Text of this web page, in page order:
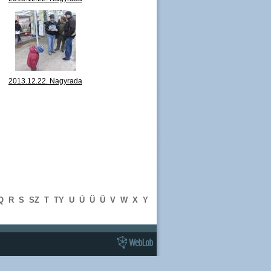
függőleges kiállítás,
csődület 10.JPG
2013.12.22. Nagyrada
R S SZ T TY U Ú Ü Ű V W X Y